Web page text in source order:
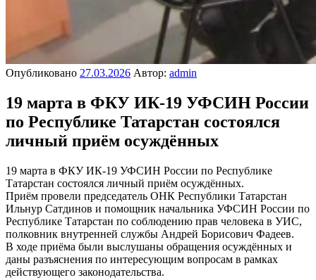
Опубликовано 27.03.2026 Автор: admin
19 марта в ФКУ ИК-19 УФСИН России
по Республике Татарстан состоялся
личный приём осуждённых
19 марта в ФКУ ИК-19 УФСИН России по Республике
Татарстан состоялся личный приём осуждённых.
Приём провели председатель ОНК Республики Татарстан
Ильнур Сатдинов и помощник начальника УФСИН России по
Республике Татарстан по соблюдению прав человека в УИС,
полковник внутренней службы Андрей Борисович Фадеев.
В ходе приёма были выслушаны обращения осуждённых и
даны разъяснения по интересующим вопросам в рамках
действующего законодательства.